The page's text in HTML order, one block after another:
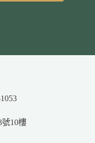
10樓